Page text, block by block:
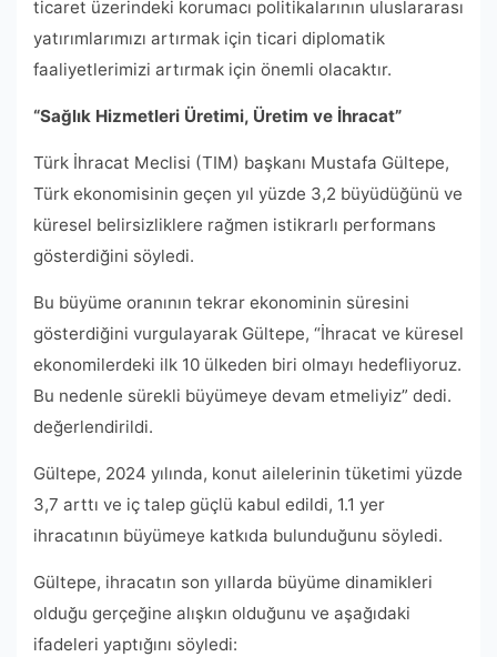
ticaret üzerindeki korumacı politikalarının uluslararası
yatırımlarımızı artırmak için ticari diplomatik
faaliyetlerimizi artırmak için önemli olacaktır.
“Sağlık Hizmetleri Üretimi, Üretim ve İhracat”
Türk İhracat Meclisi (TIM) başkanı Mustafa Gültepe,
Türk ekonomisinin geçen yıl yüzde 3,2 büyüdüğünü ve
küresel belirsizliklere rağmen istikrarlı performans
gösterdiğini söyledi.
Bu büyüme oranının tekrar ekonominin süresini
gösterdiğini vurgulayarak Gültepe, “İhracat ve küresel
ekonomilerdeki ilk 10 ülkeden biri olmayı hedefliyoruz.
Bu nedenle sürekli büyümeye devam etmeliyiz” dedi.
değerlendirildi.
Gültepe, 2024 yılında, konut ailelerinin tüketimi yüzde
3,7 arttı ve iç talep güçlü kabul edildi, 1.1 yer
ihracatının büyümeye katkıda bulunduğunu söyledi.
Gültepe, ihracatın son yıllarda büyüme dinamikleri
olduğu gerçeğine alışkın olduğunu ve aşağıdaki
ifadeleri yaptığını söyledi: